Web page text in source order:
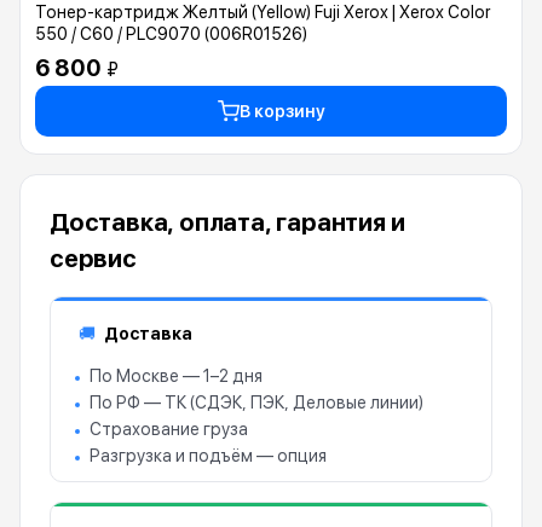
Тонер-картридж Желтый (Yellow) Fuji Xerox | Xerox Color
550 / C60 / PLC9070 (006R01526)
6 800 ₽
В корзину
Доставка, оплата, гарантия и
сервис
🚚 Доставка
По Москве — 1–2 дня
По РФ — ТК (СДЭК, ПЭК, Деловые линии)
Страхование груза
Разгрузка и подъём — опция